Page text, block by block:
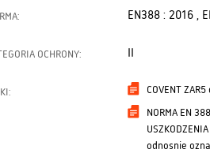
EN388 : 2016 ,
OCHRONY: II
COVENT
NORMA EN
odnosnie